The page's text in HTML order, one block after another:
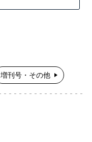
増刊号・その他